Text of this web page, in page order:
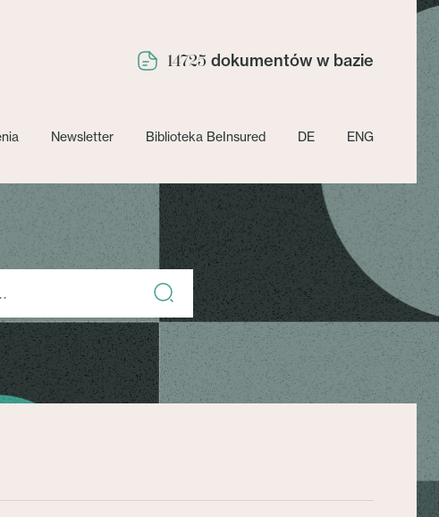
14725 dokumentów w bazie
Newsletter Biblioteka BeInsured DE ENG